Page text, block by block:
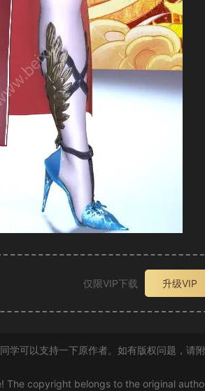
仅限VIP下载 升级VIP
学可以支持一下原作者。如有版权问题，请
The copyright belongs to the original